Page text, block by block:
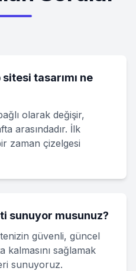
tasarımı ne
olarak değişir,
arasındadır. İlk
zaman çizelgesi
sunuyor musunuz?
güvenli, güncel
sağlamak
sunuyoruz.